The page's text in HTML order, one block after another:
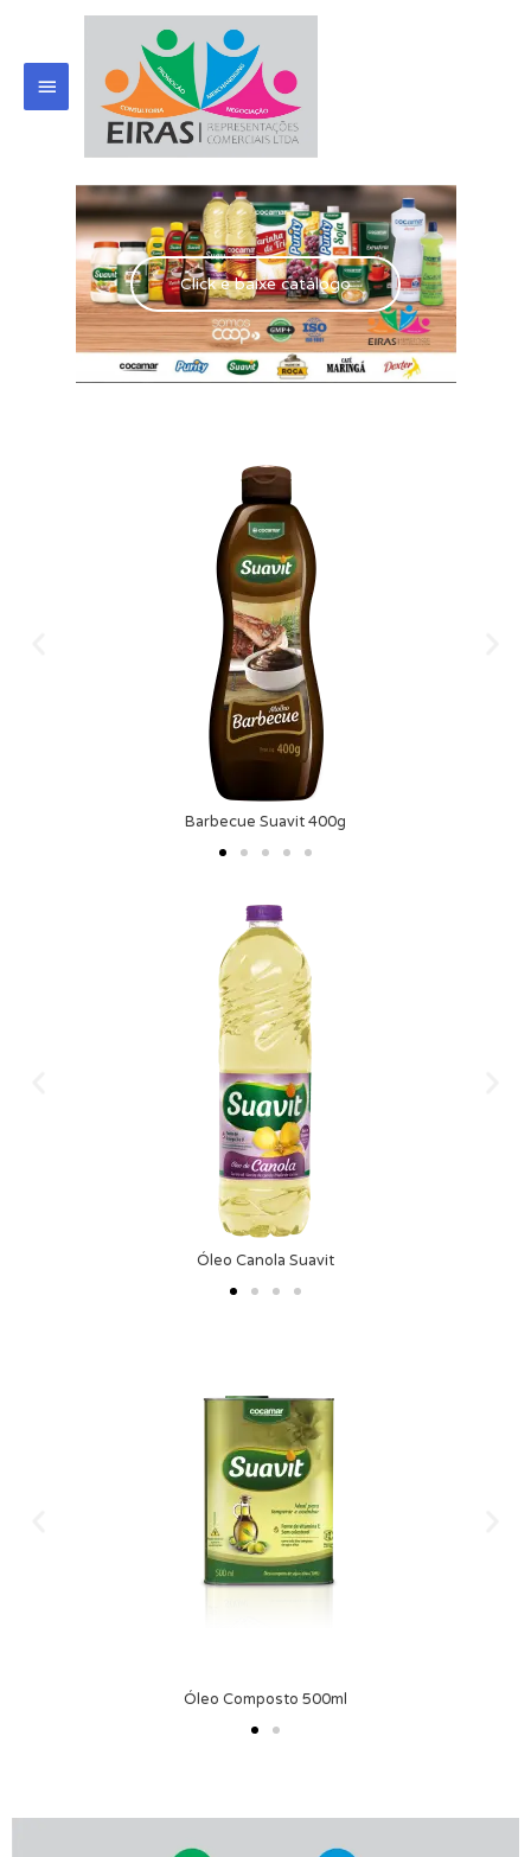
Click e baixe catálogo
Barbecue Suavit 400g
Óleo Canola Suavit
Óleo Composto 500ml